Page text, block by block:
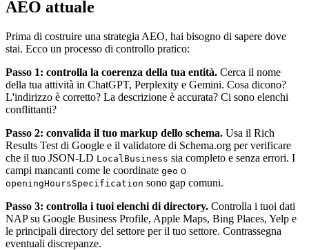
AEO attuale
Prima di costruire una strategia AEO, hai bisogno di sapere dove
stai. Ecco un processo di controllo pratico:
Passo 1: controlla la coerenza della tua entità. Cerca il nome
della tua attività in ChatGPT, Perplexity e Gemini. Cosa dicono?
L'indirizzo è corretto? La descrizione è accurata? Ci sono elenchi
conflittanti?
Passo 2: convalida il tuo markup dello schema. Usa il Rich
Results Test di Google e il validatore di Schema.org per verificare
che il tuo JSON-LD LocalBusiness sia completo e senza errori. I
campi mancanti come le coordinate geo o
openingHoursSpecification sono gap comuni.
Passo 3: controlla i tuoi elenchi di directory. Controlla i tuoi dati
NAP su Google Business Profile, Apple Maps, Bing Places, Yelp e
le principali directory del settore per il tuo settore. Contrassegna
eventuali discrepanze.